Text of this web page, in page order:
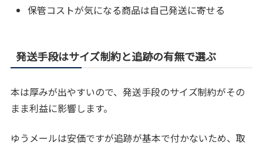
保管コストが気になる商品は自己発送に寄せる
発送手段はサイズ制約と追跡の有無で選ぶ
本は厚みが出やすいので、発送手段のサイズ制約がその
まま利益に影響します。
ゆうメールは安価ですが追跡が基本で付かないため、取